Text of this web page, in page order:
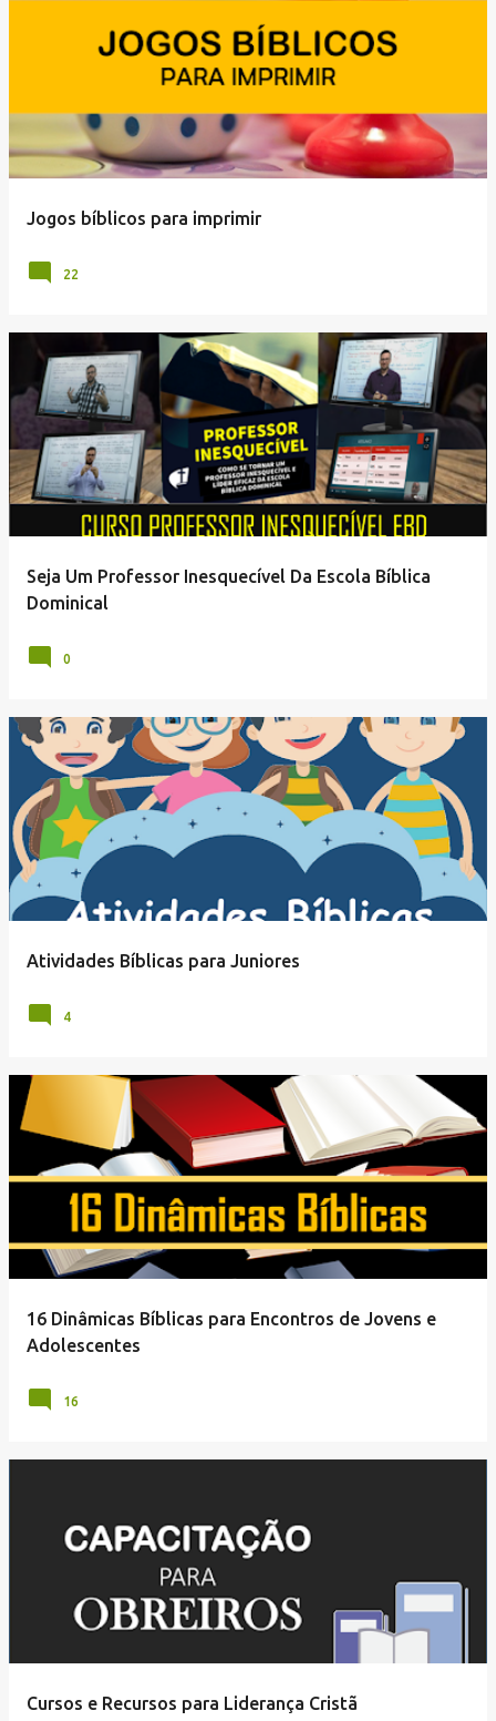
Jogos bíblicos para imprimir
22
Seja Um Professor Inesquecível Da Escola Bíblica
Dominical
0
Atividades Bíblicas para Juniores
4
16 Dinâmicas Bíblicas para Encontros de Jovens e
Adolescentes
16
Cursos e Recursos para Liderança Cristã